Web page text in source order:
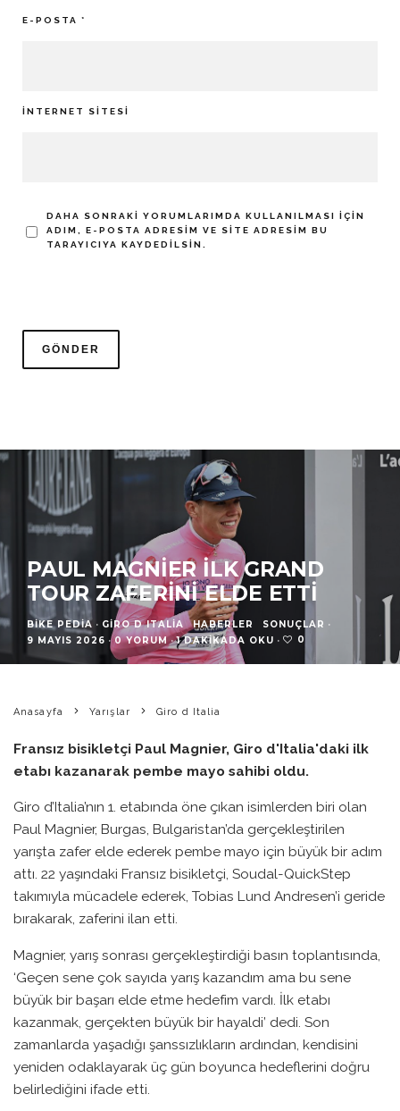
E-POSTA *
İNTERNET SITESI
DAHA SONRAKI YORUMLARIMDA KULLANILMASI IÇIN
ADIM, E-POSTA ADRESIM VE SITE ADRESIM BU
TARAYICIYA KAYDEDILSIN.
PAUL MAGNIER İLK GRAND
TOUR ZAFERINI ELDE ETTI
BIKE PEDIA · GIRO D ITALIA HABERLER SONUÇLAR ·
9 MAYIS 2026 · 0 YORUM · 1 DAKIKADA OKU · 0
Anasayfa Yarışlar Giro d Italia
Fransız bisikletçi Paul Magnier, Giro d'Italia'daki ilk
etabı kazanarak pembe mayo sahibi oldu.
Giro d’Italia’nın 1. etabında öne çıkan isimlerden biri olan
Paul Magnier, Burgas, Bulgaristan’da gerçekleştirilen
yarışta zafer elde ederek pembe mayo için büyük bir adım
attı. 22 yaşındaki Fransız bisikletçi, Soudal-QuickStep
takımıyla mücadele ederek, Tobias Lund Andresen’i geride
bırakarak, zaferini ilan etti.
Magnier, yarış sonrası gerçekleştirdiği basın toplantısında,
‘Geçen sene çok sayıda yarış kazandım ama bu sene
büyük bir başarı elde etme hedefim vardı. İlk etabı
kazanmak, gerçekten büyük bir hayaldi’ dedi. Son
zamanlarda yaşadığı şanssızlıkların ardından, kendisini
yeniden odaklayarak üç gün boyunca hedeflerini doğru
belirlediğini ifade etti.